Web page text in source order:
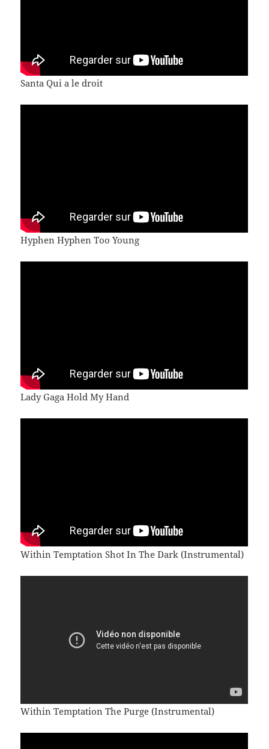
Santa Qui a le droit
Hyphen Hyphen Too Young
Lady Gaga Hold My Hand
Within Temptation Shot In The Dark (Instrumental)
Within Temptation The Purge (Instrumental)